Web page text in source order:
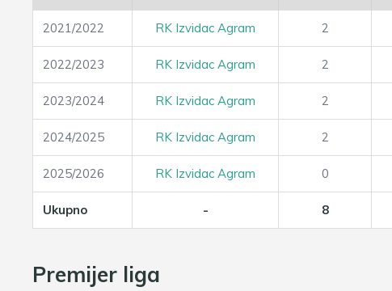
2021/2022 RK Izvidac Agram 2
2022/2023 RK Izvidac Agram 2
2023/2024 RK Izvidac Agram 2
2024/2025 RK Izvidac Agram 2
2025/2026 RK Izvidac Agram 0
Ukupno - 8
Premijer liga